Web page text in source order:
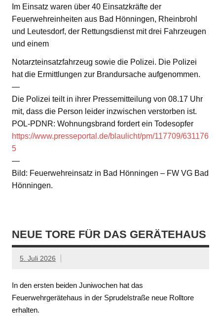
Im Einsatz waren über 40 Einsatzkräfte der
Feuerwehreinheiten aus Bad Hönningen, Rheinbrohl
und Leutesdorf, der Rettungsdienst mit drei Fahrzeugen
und einem
Notarzteinsatzfahrzeug sowie die Polizei. Die Polizei
hat die Ermittlungen zur Brandursache aufgenommen.
—
Die Polizei teilt in ihrer Pressemitteilung von 08.17 Uhr
mit, dass die Person leider inzwischen verstorben ist.
POL-PDNR: Wohnungsbrand fordert ein Todesopfer
https://www.presseportal.de/blaulicht/pm/117709/631176
5
—
Bild: Feuerwehreinsatz in Bad Hönningen – FW VG Bad
Hönningen.
NEUE TORE FÜR DAS GERÄTEHAUS
5. Juli 2026
In den ersten beiden Juniwochen hat das
Feuerwehrgerätehaus in der Sprudelstraße neue Rolltore
erhalten.